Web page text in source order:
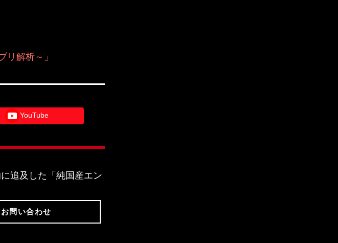
リ解析～」
YouTube
追及した「純国産エン
問い合わせ